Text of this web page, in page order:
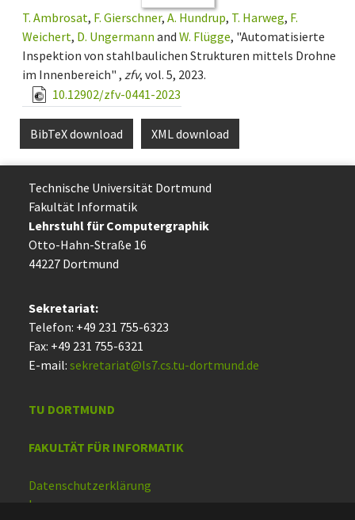
T. Ambrosat, F. Gierschner, A. Hundrup, T. Harweg, F.
Weichert, D. Ungermann and W. Flügge, "Automatisierte
Inspektion von stahlbaulichen Strukturen mittels Drohne
im Innenbereich" , zfv, vol. 5, 2023.
10.12902/zfv-0441-2023
BibTeX download XML download
Technische Uni­ver­si­tät Dort­mund
Fakultät Informatik
Lehrstuhl für Computergraphik
Otto-Hahn-Straße 16
44227 Dort­mund
Sekretariat:
Telefon: +49 231 755-6323
Fax: +49 231 755-6321
E-mail: sekretariat@ls7.cs.tu-dortmund.de
TU DORTMUND
FAKULTÄT FÜR INFORMATIK
Datenschutzerklärung
Impressum